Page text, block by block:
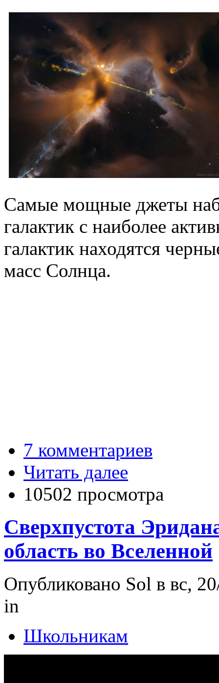
Самые мощные джеты
галактик с наиболее
галактик находятся
масс Солнца.
7 комментариев
Читать далее
10502 просмотра
Сверхпустота
область во Вселенной
Опубликовано Sol в вс,
in
Школьникам